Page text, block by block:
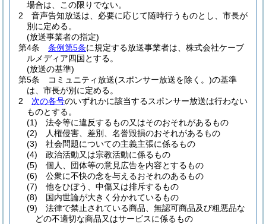
場合は、この限りでない。
2
音声告知放送は、必要に応じて随時行うものとし、市長が
別に定める。
(放送事業者の指定)
第4条
条例第5条に規定する放送事業者は、株式会社ケーブ
ルメディア四国とする。
(放送の基準)
第5条
コミュニティ放送(スポンサー放送を除く。)の基準
は、市長が別に定める。
2
次の各号のいずれかに該当するスポンサー放送は行わない
ものとする。
(1)
法令等に違反するもの又はそのおそれがあるもの
(2)
人権侵害、差別、名誉毀損のおそれがあるもの
(3)
社会問題についての主義主張に係るもの
(4)
政治活動又は宗教活動に係るもの
(5)
個人、団体等の意見広告を内容とするもの
(6)
公衆に不快の念を与えるおそれのあるもの
(7)
他をひぼう、中傷又は排斥するもの
(8)
国内世論が大きく分かれているもの
(9)
法律で禁止されている商品、無認可商品及び粗悪品な
どの不適切な商品又はサービスに係るもの